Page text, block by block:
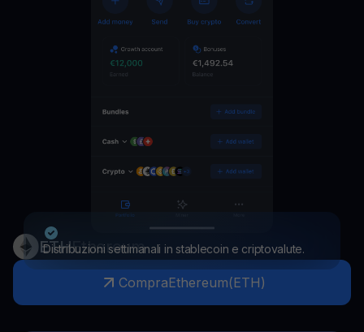
Distribuzioni settimanali in stablecoin e criptovalute.
ETHEthereum
CompraEthereum(ETH)